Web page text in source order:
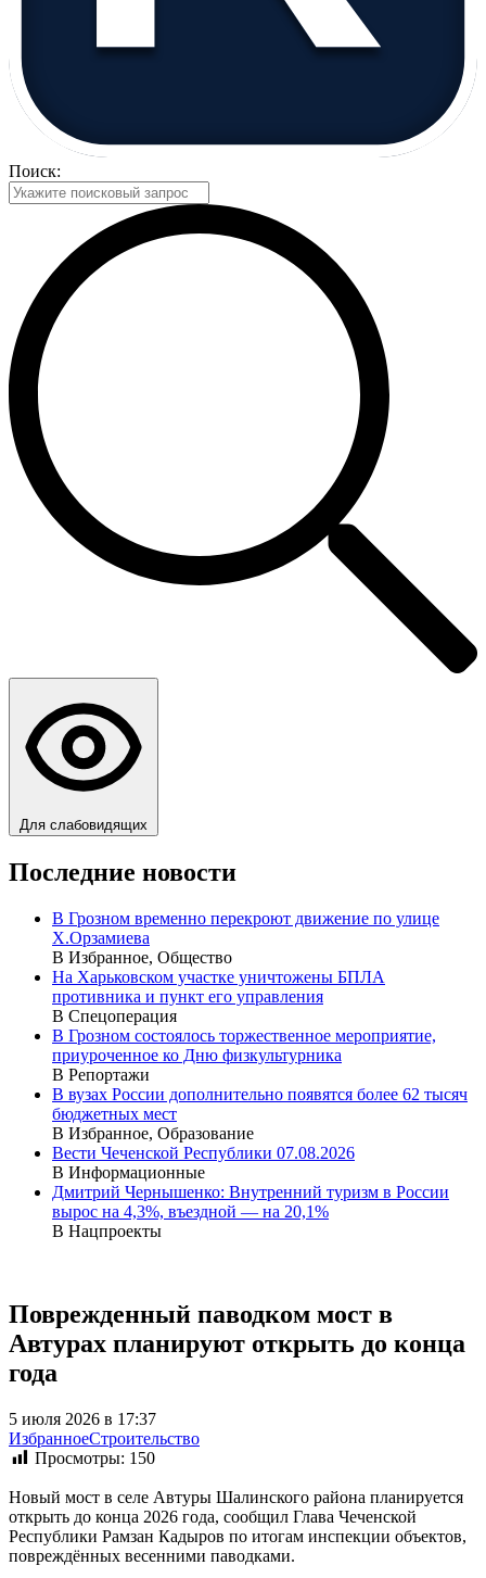
Поиск:
Для слабовидящих
Последние новости
В Грозном временно перекроют движение по улице
Х.Орзамиева
В Избранное, Общество
На Харьковском участке уничтожены БПЛА
противника и пункт его управления
В Спецоперация
В Грозном состоялось торжественное мероприятие,
приуроченное ко Дню физкультурника
В Репортажи
В вузах России дополнительно появятся более 62 тысяч
бюджетных мест
В Избранное, Образование
Вести Чеченской Республики 07.08.2026
В Информационные
Дмитрий Чернышенко: Внутренний туризм в России
вырос на 4,3%, въездной — на 20,1%
В Нацпроекты
Поврежденный паводком мост в
Автурах планируют открыть до конца
года
5 июля 2026 в 17:37
ИзбранноеСтроительство
Просмотры: 150
Новый мост в селе Автуры Шалинского района планируется
открыть до конца 2026 года, сообщил Глава Чеченской
Республики Рамзан Кадыров по итогам инспекции объектов,
повреждённых весенними паводками.